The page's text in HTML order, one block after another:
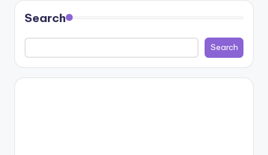
Search
Search